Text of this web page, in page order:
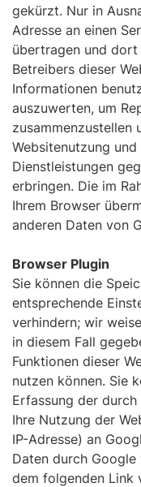
gekürzt. Nur in
Adresse an einen
übertragen und
Betreibers dieser
Informationen
auszuwerten, um
zusammenzustellen
Websitenutzung
Dienstleistungen
erbringen. Die im
Ihrem Browser
anderen Daten von
Browser Plugin
Sie können die
entsprechende
verhindern; wir
in diesem Fall
Funktionen dieser
nutzen können. Sie
Erfassung der
Ihre Nutzung der
IP-Adresse) an
Daten durch
dem folgenden Link